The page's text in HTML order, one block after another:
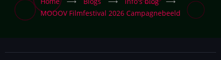
MOOOV Filmfestival 2026 Campagnebeeld